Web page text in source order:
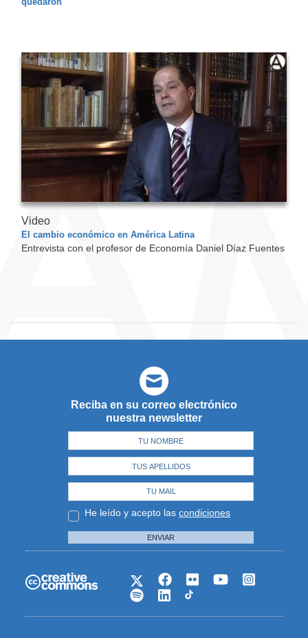
Video
El cambio económico en América Latina
Entrevista con el profesor de Economía Daniel Díaz Fuentes
Reciba en su correo electrónico
nuestra newsletter
He leído y acepto las condiciones
ENVIAR